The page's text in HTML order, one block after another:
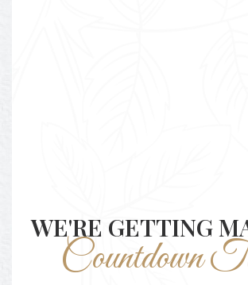
WE'RE GETTING
Countdown